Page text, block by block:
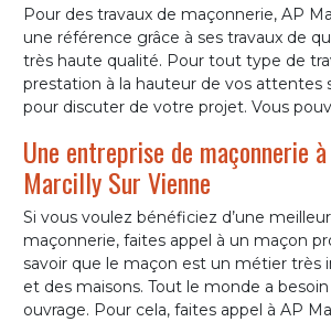
Pour des travaux de maçonnerie, AP
une référence grâce à ses travaux de
très haute qualité. Pour tout type de
prestation à la hauteur de vos attentes
pour discuter de votre projet. Vous
Une entreprise de maçonnerie
Marcilly Sur Vienne
Si vous voulez bénéficiez d’une
maçonnerie, faites appel à un maçon
savoir que le maçon est un métier très
et des maisons. Tout le monde a
ouvrage. Pour cela, faites appel à AP